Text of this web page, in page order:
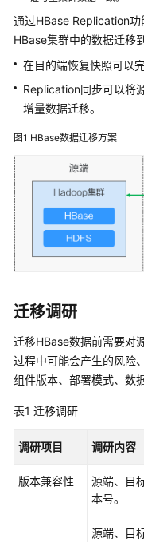
门
用
指
南
组
（LTS
组
操
作
指
（普
版）
最
通过HBase Replication
HBase集群中的数据迁移
在目的端恢复快照可以
Replication同步可以将
增量数据迁移。
图1 HBase数据迁移方案
迁移调研
迁移HBase数据前需要对
过程中可能会产生的风险
组件版本、部署模式、数
表1 迁移调研
调研项目 调研内容
版本兼容性
源端、目
本号。
源端、目